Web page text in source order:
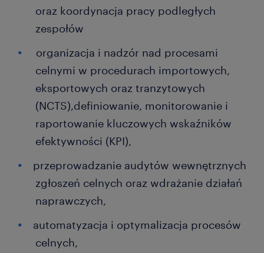
oraz koordynacja pracy podległych
zespołów
organizacja i nadzór nad procesami
celnymi w procedurach importowych,
eksportowych oraz tranzytowych
(NCTS),definiowanie, monitorowanie i
raportowanie kluczowych wskaźników
efektywności (KPI),
przeprowadzanie audytów wewnętrznych
zgłoszeń celnych oraz wdrażanie działań
naprawczych,
automatyzacja i optymalizacja procesów
celnych,